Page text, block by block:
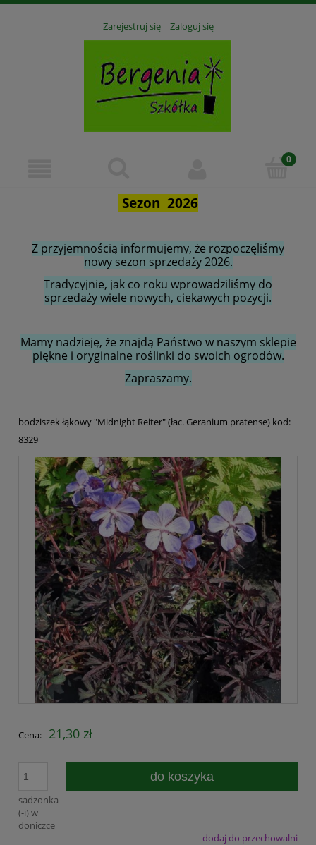
Zarejestruj się Zaloguj się
Sezon 2026
Z przyjemnością informujemy, że rozpoczęliśmy
nowy sezon sprzedaży 2026.
Tradycyjnie, jak co roku wprowadziliśmy do
sprzedaży wiele nowych, ciekawych pozycji.
Mamy nadzieję, że znajdą Państwo w naszym sklepie
piękne i oryginalne roślinki do swoich ogrodów.
Zapraszamy.
bodziszek łąkowy "Midnight Reiter" (łac. Geranium pratense) kod:
8329
Cena: 21,30 zł
sadzonka
(-i) w
doniczce
do koszyka
dodaj do przechowalni